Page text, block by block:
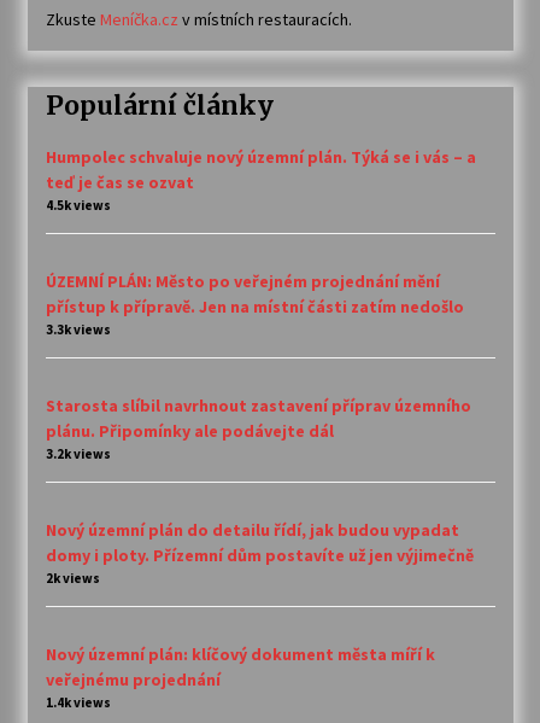
Zkuste Meníčka.cz v místních restauracích.
Populární články
Humpolec schvaluje nový územní plán. Týká se i vás – a
teď je čas se ozvat
4.5k views
ÚZEMNÍ PLÁN: Město po veřejném projednání mění
přístup k přípravě. Jen na místní části zatím nedošlo
3.3k views
Starosta slíbil navrhnout zastavení příprav územního
plánu. Připomínky ale podávejte dál
3.2k views
Nový územní plán do detailu řídí, jak budou vypadat
domy i ploty. Přízemní dům postavíte už jen výjimečně
2k views
Nový územní plán: klíčový dokument města míří k
veřejnému projednání
1.4k views